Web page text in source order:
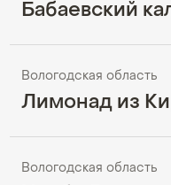
Бабаевский
Вологодская область
Лимонад из
Вологодская область